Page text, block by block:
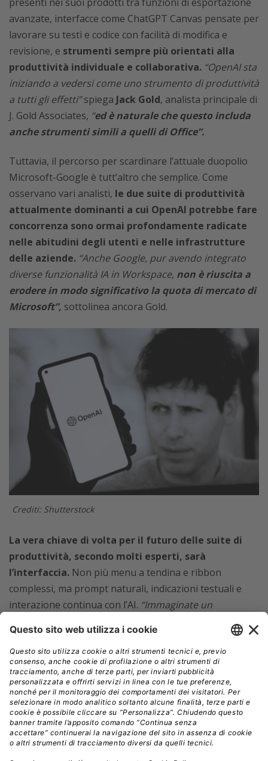
avanzate, interfacce come ChatGPT Canvas pensate per
lavorare su testi e codice con facilità di modifica e
revisione, e strumenti sempre più orientati alla
produttività individuale e collaborativa. “OpenAI sta
iniziando a vedersi come uno strumento di produttività
a tutti gli effetti”spiega Jack Gold, analista principale di
J. Gold Associates, “ed è naturale che questo includa
anche strumenti simili a quelli di Office”.
Tuttavia, il percorso per scardinare l’attuale duopolio
Microsoft-Google è tutt’altro che semplice. Come
osservano vari analisti, le due suite di produttività
attualmente dominanti a cui OpenAI potrebbe fare
concorrenza sono ormai profondamente radicate
nelle abitudini degli utenti e nelle infrastrutture
delle aziende. “Anche Google, pur avendo integrato
diverse funzionalità IA in Workspace, non è riuscita a
erodere in modo significativo la quota di mercato di
Microsoft”, sottolinea ancora Gold.
Crediti: Shutterstock
La vera chiave di volta per il futuro delle suite di
produttività, secondo molti esperti, sarà
l’interfaccia. Non più menu a tendina e ribbon
complessi, ma prompt naturali, indicazioni testuali e
interazione continua con l’AI. “Immaginate un
documento generato in prima istanza dall’intelligenza
artificiale, poi modificato e rifinito dall’utente:
questo
modello diventerà sempre più comune”afferma
Gownder, analista di Forrester.“Entro il 2029, prevedo
che PowerPoint eliminerà l’80% degli strumenti sulla
barra multifunzione. Non serviranno più:basterà
chiedere all’IA di creare una presentazione a partire
da note o registrazioni vocali.”